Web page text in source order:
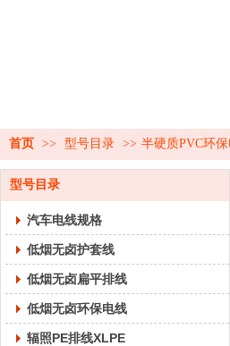
首页 >> 型号目录 >> 半硬质PVC环
型号目录
汽车电线规格
低烟无卤护套线
低烟无卤扁平排线
低烟无卤环保电线
辐照PE排线XLPE